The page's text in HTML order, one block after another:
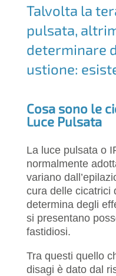
k
Talvolta la
pulsata,
determinare
ustione:
Cosa sono le
Luce Pulsata
La luce pulsata o
normalmente
variano
cura delle cicatrici
determina degli
si presentano
fastidiosi.
Tra questi quello
disagi è dato dal